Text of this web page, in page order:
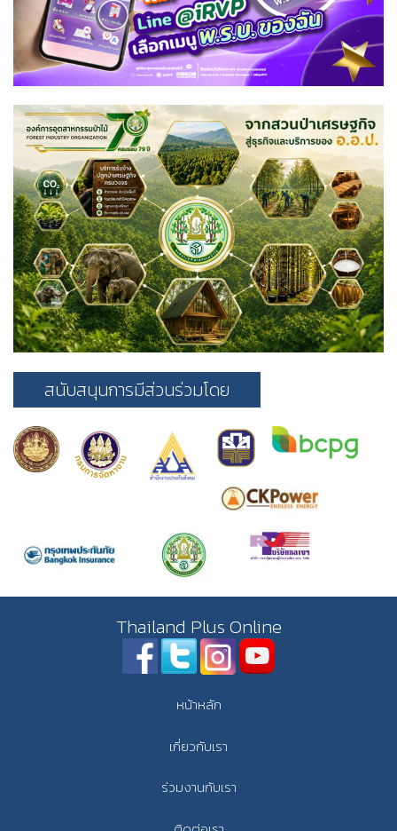
สนับสนุนการมีส่วนร่วมโดย
Thailand Plus Online
หน้าหลัก
เกี่ยวกับเรา
ร่วมงานกับเรา